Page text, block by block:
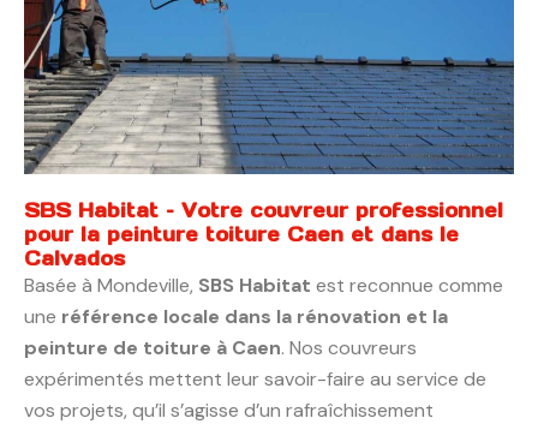
SBS Habitat – Votre couvreur professionnel
pour la peinture toiture Caen et dans le
Calvados
Basée à Mondeville, SBS Habitat est reconnue comme
une référence locale dans la rénovation et la
peinture de toiture à Caen. Nos couvreurs
expérimentés mettent leur savoir-faire au service de
vos projets, qu’il s’agisse d’un rafraîchissement